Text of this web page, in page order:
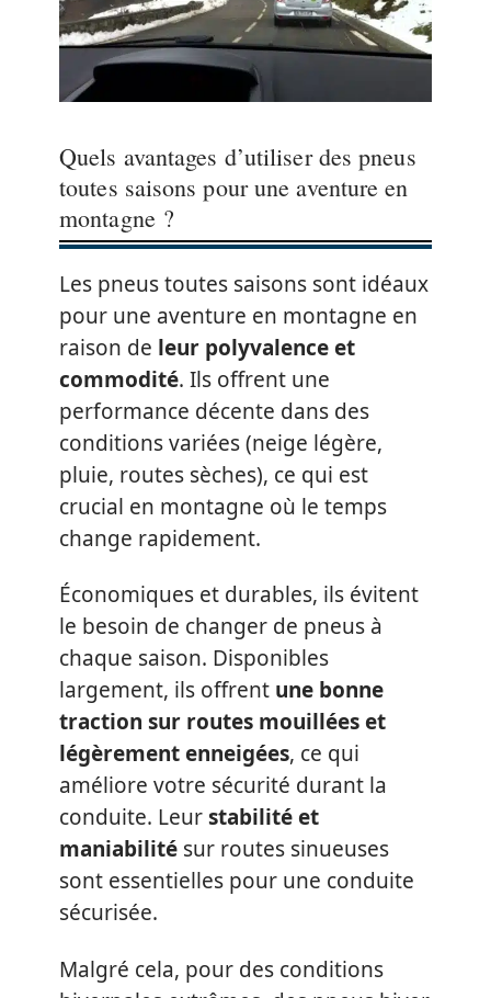
Quels avantages d’utiliser des pneus
toutes saisons pour une aventure en
montagne ?
Les pneus toutes saisons sont idéaux
pour une aventure en montagne en
raison de leur polyvalence et
commodité. Ils offrent une
performance décente dans des
conditions variées (neige légère,
pluie, routes sèches), ce qui est
crucial en montagne où le temps
change rapidement.
Économiques et durables, ils évitent
le besoin de changer de pneus à
chaque saison. Disponibles
largement, ils offrent une bonne
traction sur routes mouillées et
légèrement enneigées, ce qui
améliore votre sécurité durant la
conduite. Leurstabilité et
maniabilité sur routes sinueuses
sont essentielles pour une conduite
sécurisée.
Malgré cela, pour des conditions